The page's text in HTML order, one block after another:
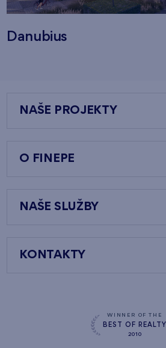
Danubius
NAŠE PROJEKTY
O FINEPE
NAŠE SLUŽBY
KONTAKTY
WINNER OF THE
BEST OF REALTY
2010